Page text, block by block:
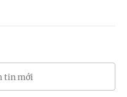
tin mới